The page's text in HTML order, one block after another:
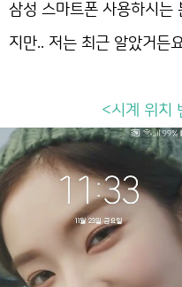
삼성 스마트폰 사용하시는
지만.. 저는 최근 알았거든
<시계 위치